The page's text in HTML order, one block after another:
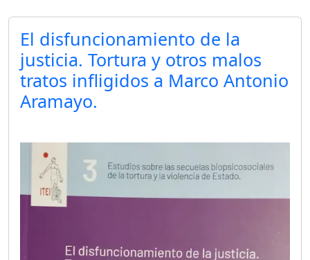
El disfuncionamiento de la
justicia. Tortura y otros malos
tratos infligidos a Marco Antonio
Aramayo.